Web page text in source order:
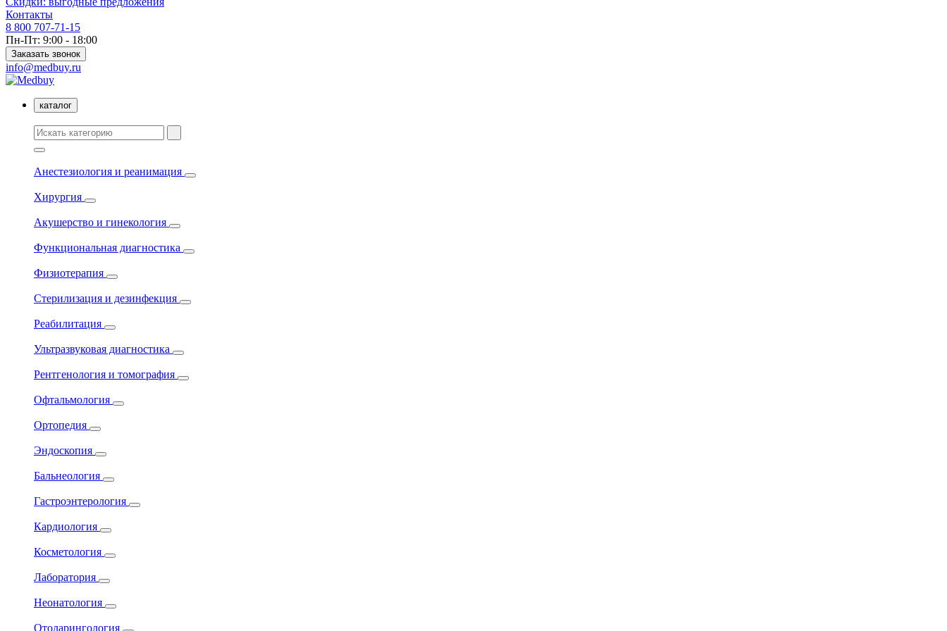
Контакты
8 800 707-71-15
Пн-Пт: 9:00 - 18:00
Заказать звонок
info@medbuy.ru
каталог
Анестезиология и реанимация
Хирургия
Акушерство и гинекология
Функциональная диагностика
Физиотерапия
Стерилизация и дезинфекция
Реабилитация
Ультразвуковая диагностика
Рентгенология и томография
Офтальмология
Ортопедия
Эндоскопия
Бальнеология
Гастроэнтерология
Кардиология
Косметология
Лаборатория
Неонатология
Отоларингология